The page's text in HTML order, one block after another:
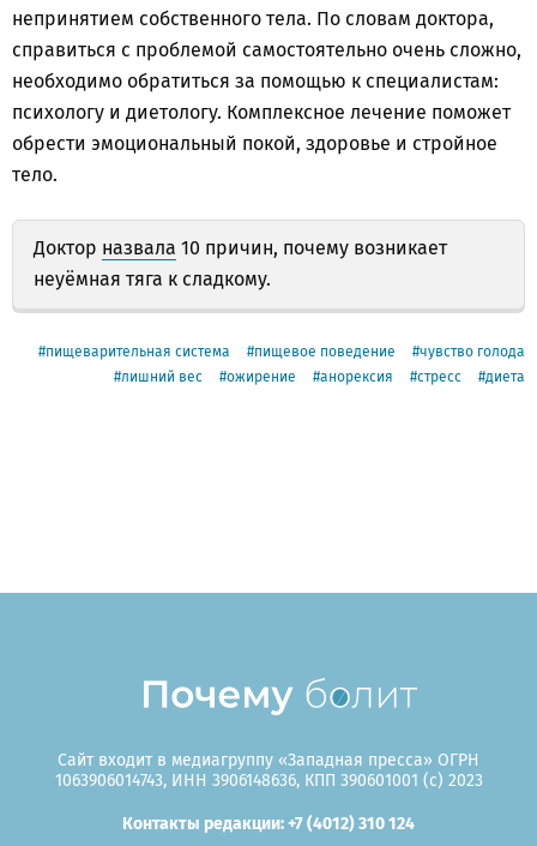
непринятием собственного тела. По словам доктора,
справиться с проблемой самостоятельно очень сложно,
необходимо обратиться за помощью к специалистам:
психологу и диетологу. Комплексное лечение поможет
обрести эмоциональный покой, здоровье и стройное
тело.
Доктор назвала 10 причин, почему возникает
неуёмная тяга к сладкому.
пищеварительная система пищевое поведение
чувство голода
лишний вес
ожирение анорексия стресс диета
Сайт входит в медиагруппу «Западная пресса» ОГРН
1063906014743, ИНН 3906148636, КПП 390601001 (c) 2023
Контакты редакции: +7 (4012) 310 124